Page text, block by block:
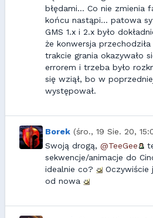
błędami... Co nie zmienia
końcu nastąpi... patowa
GMS 1.x i 2.x było
że konwersja
trakcie grania okazywało
errorem i trzeba było
się wziął, bo w
występował.
Borek (śro., 19 Sie. 20,
Swoją drogą, @TeeGee
sekwencje/animacje do
idealnie co?
Oczywiście
od nowa